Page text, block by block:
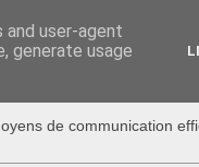
de communication
user-agent
generate usage